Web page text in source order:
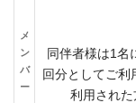
メ
ン
バ
ー
同伴者様は1名
回分としてご
利用された